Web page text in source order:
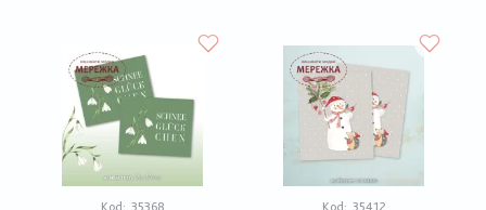
Kod: 35368 Kod: 35412